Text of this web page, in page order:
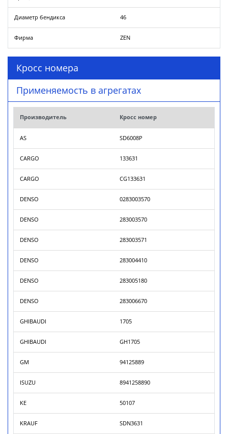
Диаметр бендикса 46
Фирма ZEN
Кросс номера
Применяемость в агрегатах
Производитель Кросс номер
AS SD6008P
CARGO 133631
CARGO CG133631
DENSO 0283003570
DENSO 283003570
DENSO 283003571
DENSO 283004410
DENSO 283005180
DENSO 283006670
GHIBAUDI 1705
GHIBAUDI GH1705
GM 94125889
ISUZU 8941258890
KE 50107
KRAUF SDN3631